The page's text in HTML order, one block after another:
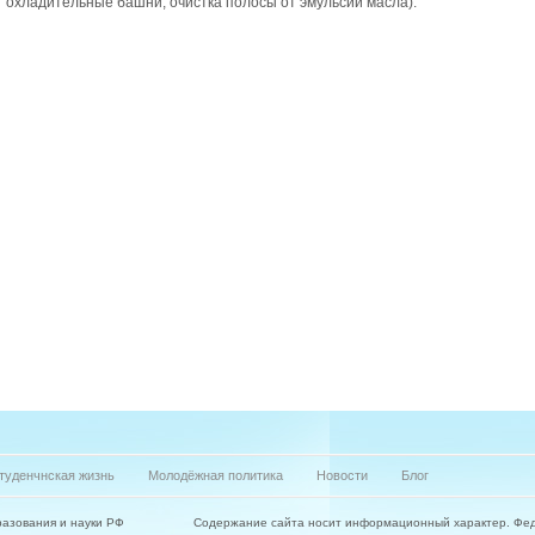
жизнь Молодёжная политика Новости Блог
и науки РФ
Содержание сайта носит информационный характер.